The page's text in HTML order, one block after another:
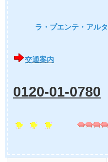
ラ・プエンテ・アルタ
交通案内
0120-01-0780